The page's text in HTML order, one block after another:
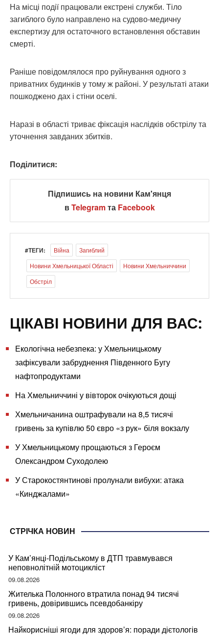
На місці події працювали екстрені служби. Тіло
загиблого було направлено на судово-медичну
експертизу для остаточного встановлення обставин
смерті.
Раніше повідомлялося про руйнування одного з
приватних будинків у тому ж районі. У результаті атаки
пошкоджено дах і стіни оселі.
Наразі в області триває фіксація наслідків обстрілу та
уточнення завданих збитків.
Поділитися:
Підпишись на новини Кам'янця
вTelegramта Facebook
#ТЕГИ: Війна
Загиблий
Новини Хмельницької Області
Новини Хмельниччини
Обстріл
ЦІКАВІ НОВИНИ ДЛЯ ВАС:
Екологічна небезпека: у Хмельницькому
зафіксували забруднення Південного Бугу
нафтопродуктами
На Хмельниччині у вівторок очікуються дощі
Хмельничанина оштрафували на 8,5 тисячі
гривень за купівлю 50 євро «з рук» біля вокзалу
У Хмельницькому прощаються з Героєм
Олександром Суходолею
У Старокостянтинові пролунали вибухи: атака
«Кинджалами»
СТРІЧКА НОВИН
У Кам’янці-Подільському в ДТП травмувався
неповнолітній мотоцикліст
09.08.2026
Жителька Полонного втратила понад 94 тисячі
гривень, довірившись псевдобанкіру
09.08.2026
Найкорисніші ягоди для здоров’я: поради дієтологів